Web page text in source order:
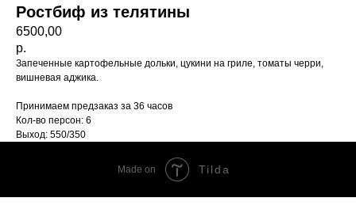
Ростбиф из телятины
6500,00
р.
Запеченные картофельные дольки, цукини на гриле, томаты черри,
вишневая аджика.
Принимаем предзаказ за 36 часов
Кол-во персон: 6
Выход: 550/350
Made on Tilda